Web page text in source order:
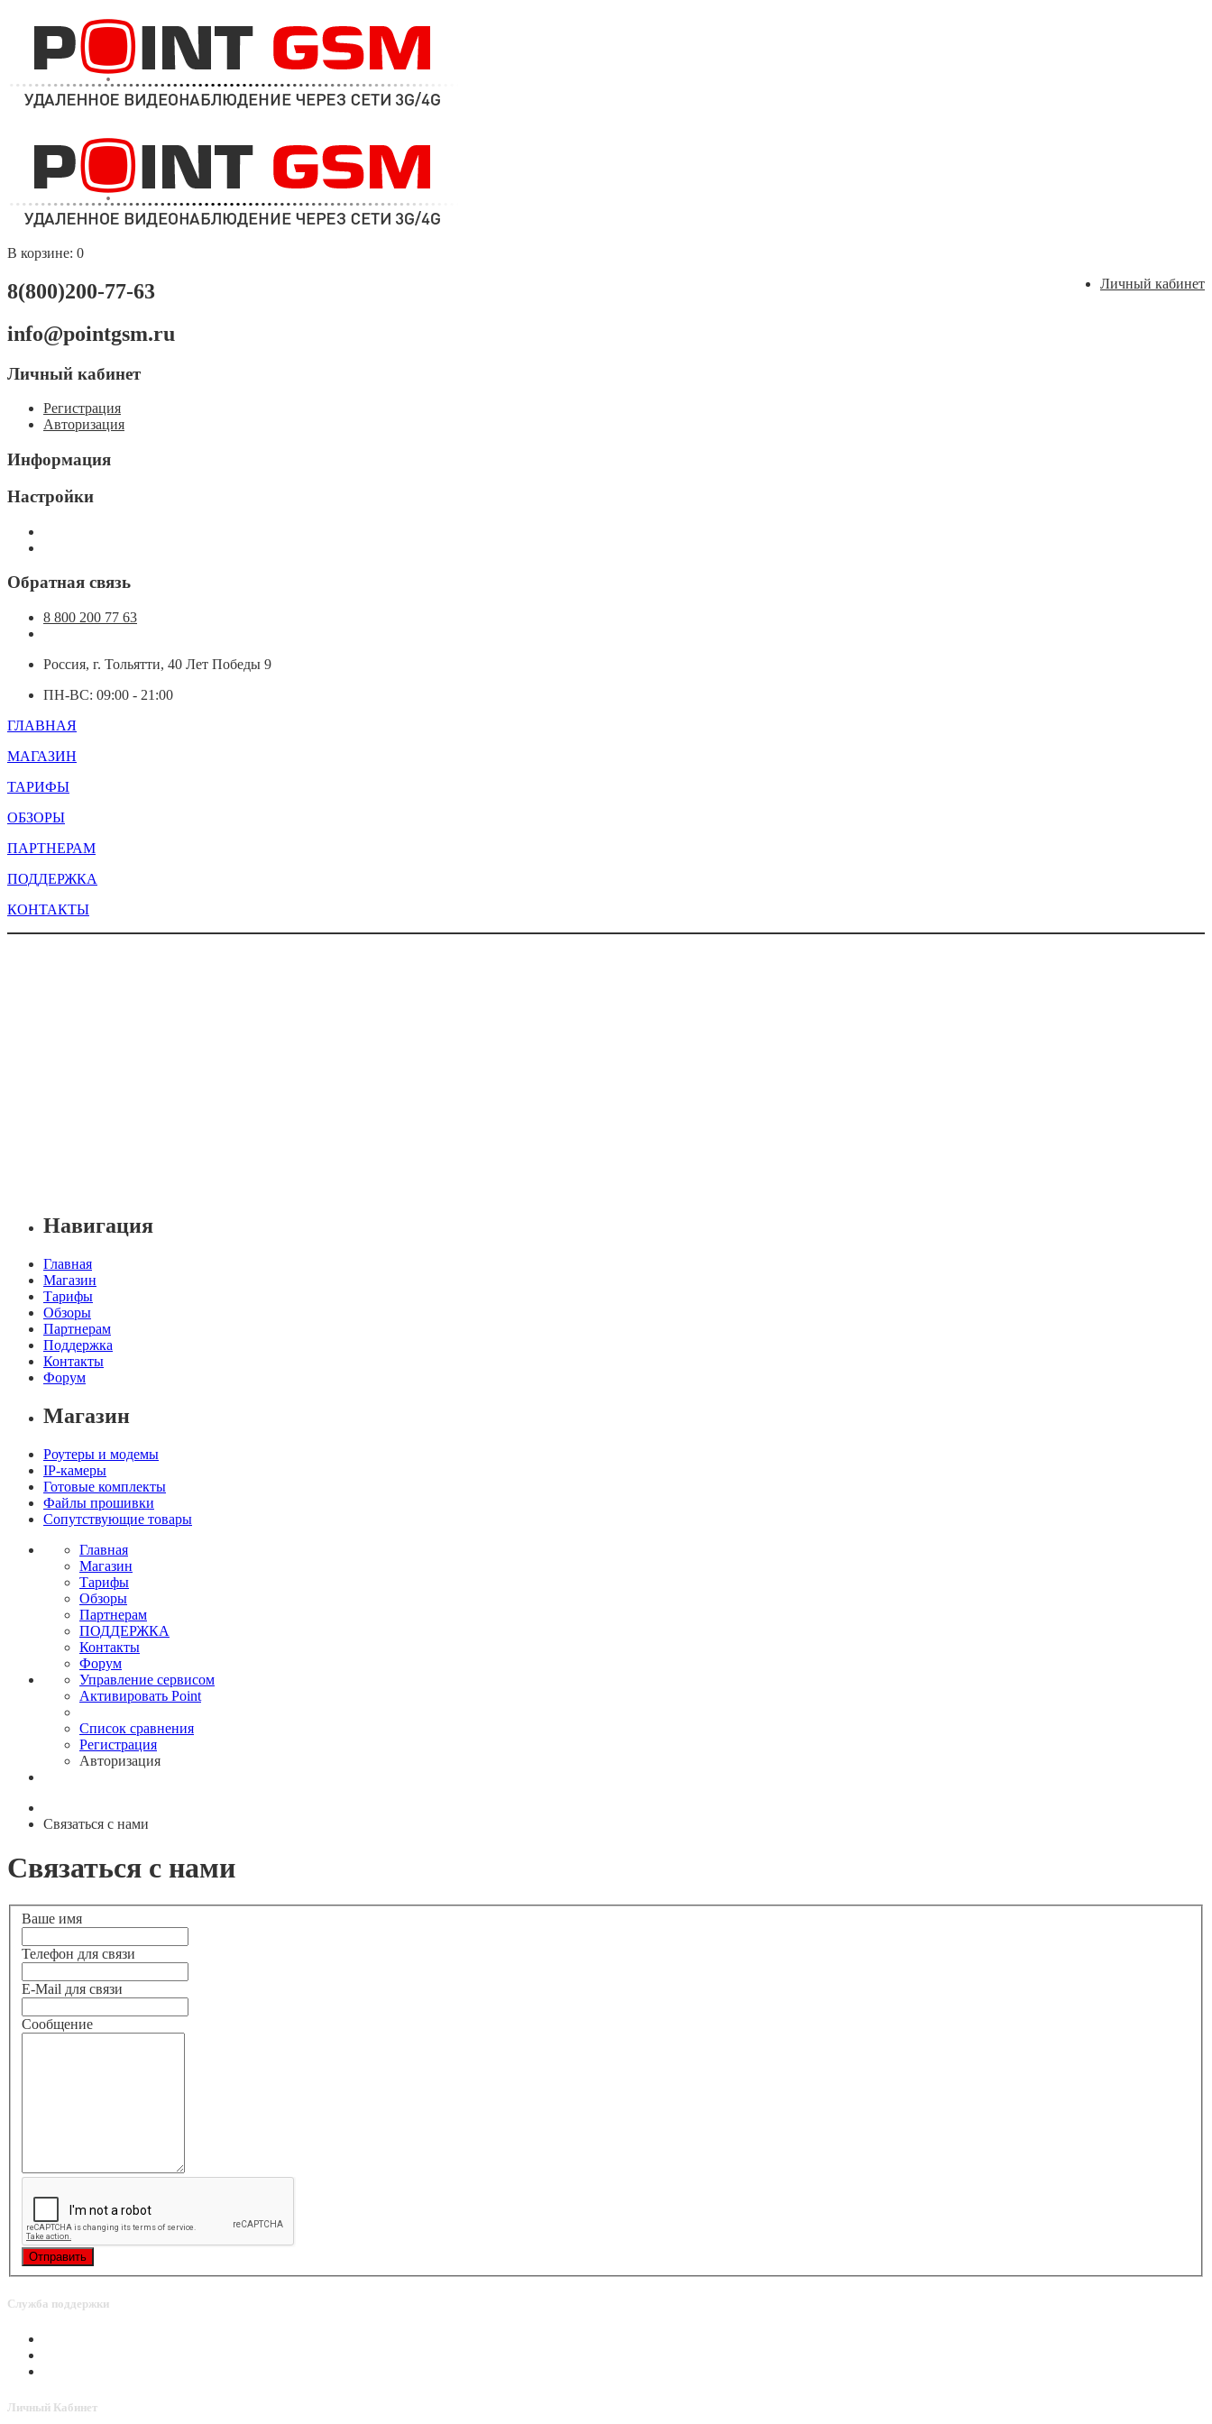
В корзине: 0
Личный кабинет
8(800)200-77-63
info@pointgsm.ru
Личный кабинет
Регистрация
Авторизация
Информация
Настройки
Обратная связь
8 800 200 77 63
Россия, г. Тольятти, 40 Лет Победы 9
ПН-ВС: 09:00 - 21:00
ГЛАВНАЯ
МАГАЗИН
ТАРИФЫ
ОБЗОРЫ
ПАРТНЕРАМ
ПОДДЕРЖКА
КОНТАКТЫ
Навигация
Главная
Магазин
Тарифы
Обзоры
Партнерам
Поддержка
Контакты
Форум
Магазин
Роутеры и модемы
IP-камеры
Готовые комплекты
Файлы прошивки
Сопутствующие товары
Главная
Магазин
Тарифы
Обзоры
Партнерам
ПОДДЕРЖКА
Контакты
Форум
Управление сервисом
Активировать Point
Список сравнения
Регистрация
Авторизация
Связаться с нами
Связаться с нами
Ваше имя
Телефон для связи
E-Mail для связи
Сообщение
Служба поддержки
Личный Кабинет